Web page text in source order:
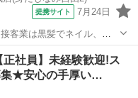
提携サイト 7月24日
客業は黒髪でネイル、ア
カフェでは、すべてが自由
けます！ ※常識の範囲内で
社員】未経験歓迎!ス
集★安心の手厚い…